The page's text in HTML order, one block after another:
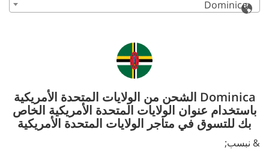
Dominica
Dominica الشحن من الولايات المتحدة الأمريكية
باستخدام عنوان الولايات المتحدة الأمريكية الخاص
بك للتسوق في متاجر الولايات المتحدة الأمريكية
& نبسب;